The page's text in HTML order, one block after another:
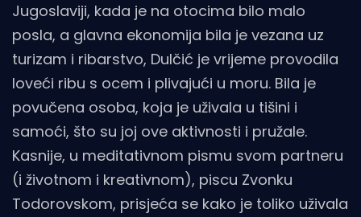
Jugoslaviji, kada je na otocima bilo malo
posla, a glavna ekonomija bila je vezana uz
turizam i ribarstvo, Dulčić je vrijeme provodila
loveći ribu s ocem i plivajući u moru. Bila je
povučena osoba, koja je uživala u tišini i
samoći, što su joj ove aktivnosti i pružale.
Kasnije, u meditativnom pismu svom partneru
(i životnom i kreativnom), piscu Zvonku
Todorovskom, prisjeća se kako je toliko uživala